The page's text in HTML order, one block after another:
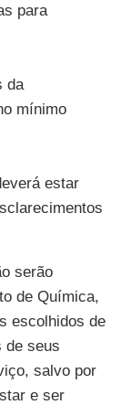
para
da
mínimo
estar
serão
de Química,
escolhidos de
de seus
salvo por
e ser